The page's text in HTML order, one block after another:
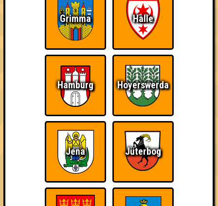
Schon wieder zum
Wiederzehn macht
Quizveteran
Wir sind immer bei
Nerven aus Stahl
The Amount of
Teilnahmen is too
damn high
Ich war da, vor 3000
Da-Da Da! Da-Da Da! Teil der Oberschicht
Grimma Halle
Hamburg Hoyerswerda
Jena Jüterbog